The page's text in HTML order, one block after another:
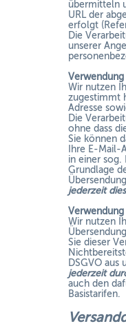
übermitteln
URL der
erfolgt
Die
unserer
Wir nutzen
zugestimmt
Adresse
Die
ohne dass
Sie können
Ihre E-
in einer sog.
Grundlage
jederzeit
Wir nutzen
Sie dieser
DSGVO
jederzeit
auch den
Basistarifen.